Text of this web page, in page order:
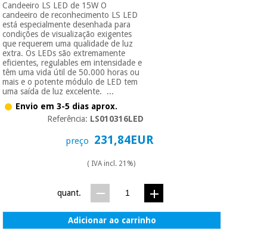
Candeeiro LS LED de 15W O
candeeiro de reconhecimento LS LED
está especialmente desenhada para
condições de visualização exigentes
que requerem uma qualidade de luz
extra. Os LEDs são extremamente
eficientes, regulables em intensidade e
têm uma vida útil de 50.000 horas ou
mais e o potente módulo de LED tem
uma saída de luz excelente. ...
Envio em 3-5 dias aprox.
Referência: LS010316LED
preço 231,84EUR
( IVA incl. 21%)
quant.
Adicionar ao carrinho